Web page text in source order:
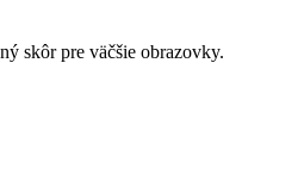
skôr pre väčšie obrazovky.